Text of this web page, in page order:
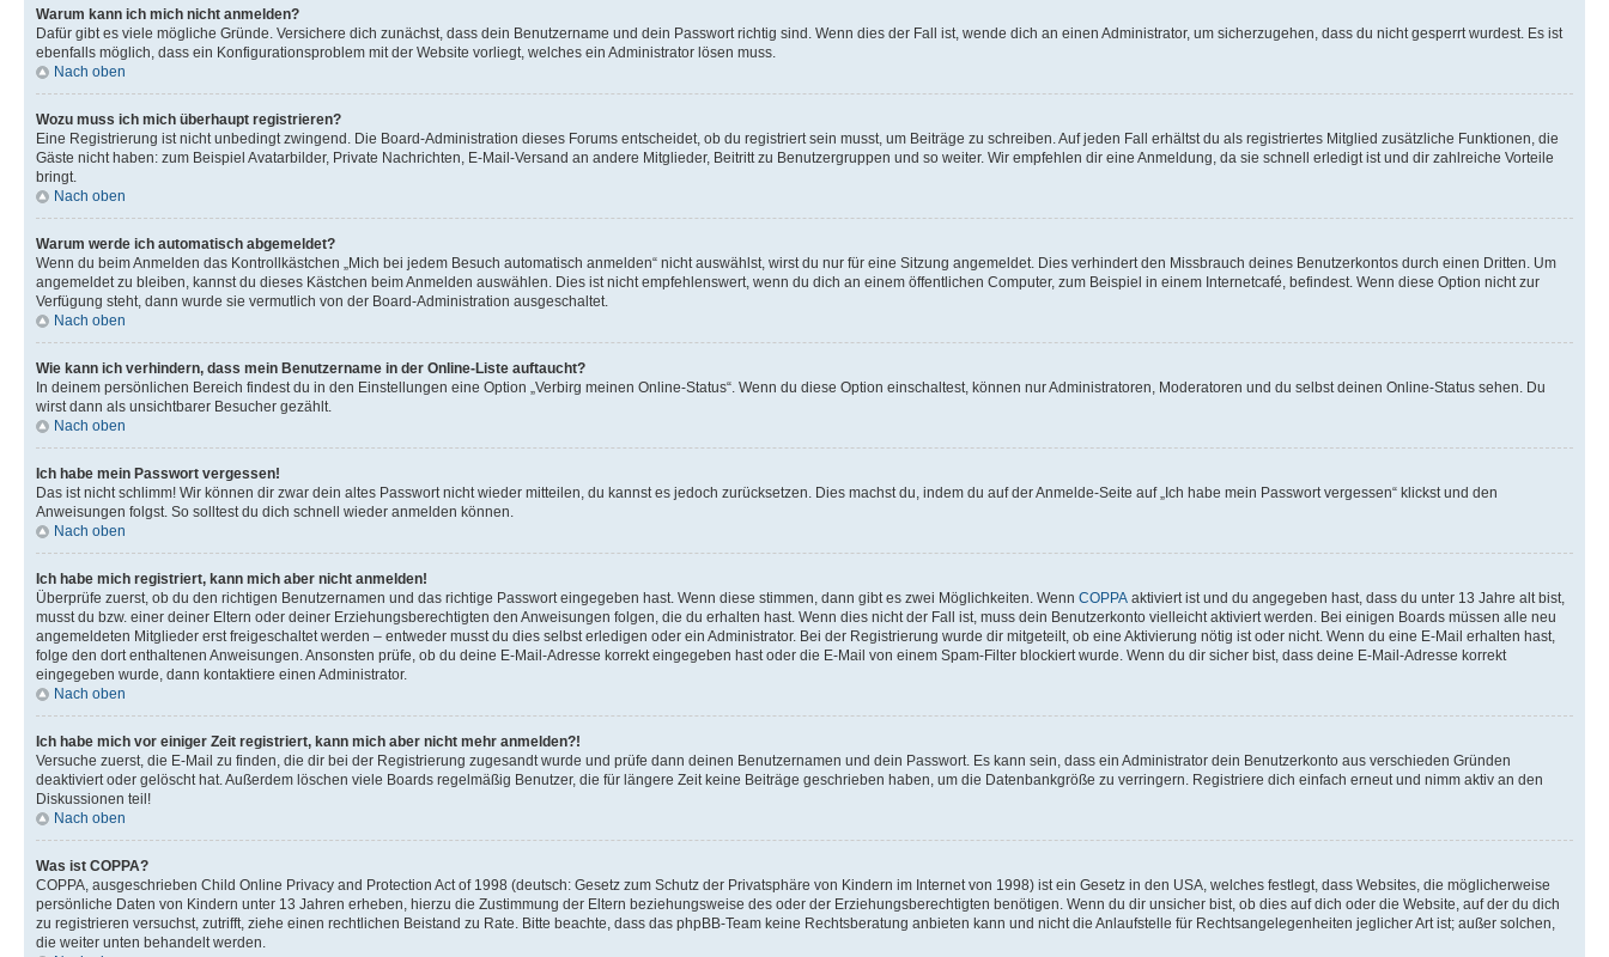
Warum kann ich mich nicht anmelden?
Dafür gibt es viele mögliche Gründe. Versichere dich zunächst, dass dein Benutzername und dein Passwort richtig sind. Wenn dies der Fall ist, wende dich an einen Administrator, um sicherzugehen, dass du nicht gesperrt wurdest. Es ist
ebenfalls möglich, dass ein Konfigurationsproblem mit der Website vorliegt, welches ein Administrator lösen muss.
Nach oben
Wozu muss ich mich überhaupt registrieren?
Eine Registrierung ist nicht unbedingt zwingend. Die Board-Administration dieses Forums entscheidet, ob du registriert sein musst, um Beiträge zu schreiben. Auf jeden Fall erhältst du als registriertes Mitglied zusätzliche Funktionen, die
Gäste nicht haben: zum Beispiel Avatarbilder, Private Nachrichten, E-Mail-Versand an andere Mitglieder, Beitritt zu Benutzergruppen und so weiter. Wir empfehlen dir eine Anmeldung, da sie schnell erledigt ist und dir zahlreiche Vorteile
bringt.
Nach oben
Warum werde ich automatisch abgemeldet?
Wenn du beim Anmelden das Kontrollkästchen „Mich bei jedem Besuch automatisch anmelden“ nicht auswählst, wirst du nur für eine Sitzung angemeldet. Dies verhindert den Missbrauch deines Benutzerkontos durch einen Dritten. Um
angemeldet zu bleiben, kannst du dieses Kästchen beim Anmelden auswählen. Dies ist nicht empfehlenswert, wenn du dich an einem öffentlichen Computer, zum Beispiel in einem Internetcafé, befindest. Wenn diese Option nicht zur
Verfügung steht, dann wurde sie vermutlich von der Board-Administration ausgeschaltet.
Nach oben
Wie kann ich verhindern, dass mein Benutzername in der Online-Liste auftaucht?
In deinem persönlichen Bereich findest du in den Einstellungen eine Option „Verbirg meinen Online-Status“. Wenn du diese Option einschaltest, können nur Administratoren, Moderatoren und du selbst deinen Online-Status sehen. Du
wirst dann als unsichtbarer Besucher gezählt.
Nach oben
Ich habe mein Passwort vergessen!
Das ist nicht schlimm! Wir können dir zwar dein altes Passwort nicht wieder mitteilen, du kannst es jedoch zurücksetzen. Dies machst du, indem du auf der Anmelde-Seite auf „Ich habe mein Passwort vergessen“ klickst und den
Anweisungen folgst. So solltest du dich schnell wieder anmelden können.
Nach oben
Ich habe mich registriert, kann mich aber nicht anmelden!
Überprüfe zuerst, ob du den richtigen Benutzernamen und das richtige Passwort eingegeben hast. Wenn diese stimmen, dann gibt es zwei Möglichkeiten. Wenn COPPA aktiviert ist und du angegeben hast, dass du unter 13 Jahre alt bist,
musst du bzw. einer deiner Eltern oder deiner Erziehungsberechtigten den Anweisungen folgen, die du erhalten hast. Wenn dies nicht der Fall ist, muss dein Benutzerkonto vielleicht aktiviert werden. Bei einigen Boards müssen alle neu
angemeldeten Mitglieder erst freigeschaltet werden – entweder musst du dies selbst erledigen oder ein Administrator. Bei der Registrierung wurde dir mitgeteilt, ob eine Aktivierung nötig ist oder nicht. Wenn du eine E-Mail erhalten hast,
folge den dort enthaltenen Anweisungen. Ansonsten prüfe, ob du deine E-Mail-Adresse korrekt eingegeben hast oder die E-Mail von einem Spam-Filter blockiert wurde. Wenn du dir sicher bist, dass deine E-Mail-Adresse korrekt
eingegeben wurde, dann kontaktiere einen Administrator.
Nach oben
Ich habe mich vor einiger Zeit registriert, kann mich aber nicht mehr anmelden?!
Versuche zuerst, die E-Mail zu finden, die dir bei der Registrierung zugesandt wurde und prüfe dann deinen Benutzernamen und dein Passwort. Es kann sein, dass ein Administrator dein Benutzerkonto aus verschieden Gründen
deaktiviert oder gelöscht hat. Außerdem löschen viele Boards regelmäßig Benutzer, die für längere Zeit keine Beiträge geschrieben haben, um die Datenbankgröße zu verringern. Registriere dich einfach erneut und nimm aktiv an den
Diskussionen teil!
Nach oben
Was ist COPPA?
COPPA, ausgeschrieben Child Online Privacy and Protection Act of 1998 (deutsch: Gesetz zum Schutz der Privatsphäre von Kindern im Internet von 1998) ist ein Gesetz in den USA, welches festlegt, dass Websites, die möglicherweise
persönliche Daten von Kindern unter 13 Jahren erheben, hierzu die Zustimmung der Eltern beziehungsweise des oder der Erziehungsberechtigten benötigen. Wenn du dir unsicher bist, ob dies auf dich oder die Website, auf der du dich
zu registrieren versuchst, zutrifft, ziehe einen rechtlichen Beistand zu Rate. Bitte beachte, dass das phpBB-Team keine Rechtsberatung anbieten kann und nicht die Anlaufstelle für Rechtsangelegenheiten jeglicher Art ist; außer solchen,
die weiter unten behandelt werden.